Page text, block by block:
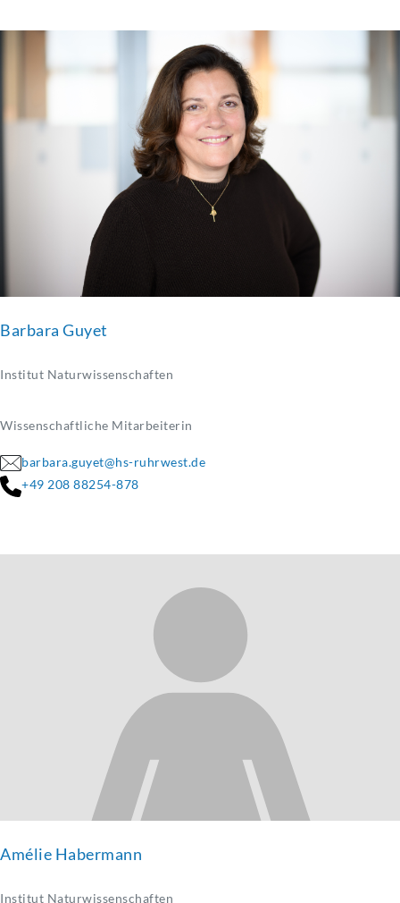
Barbara Guyet
Institut Naturwissenschaften
Wissenschaftliche Mitarbeiterin
barbara.guyet@hs-ruhrwest.de
+49 208 88254-878
Amélie Habermann
Institut Naturwissenschaften